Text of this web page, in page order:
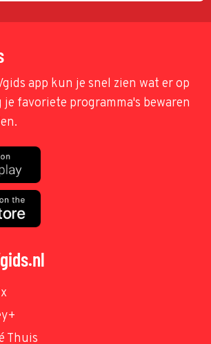
app kun je snel zien wat er op
je favoriete programma's bewaren
Thuis